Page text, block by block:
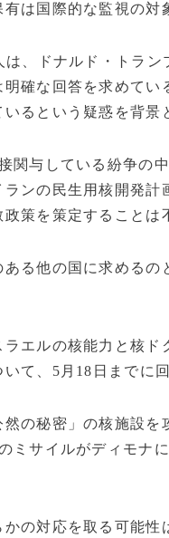
は国際的な監視の対
、ドナルド・トラン
確な回答を求めてい
るという疑惑を背景
関与している紛争の
ンの民生用核開発計
策を策定することは
る他の国に求めるの
エルの核能力と核ド
て、5月18日までに
の秘密」の核施設を
ミサイルがディモナ
の対応を取る可能性